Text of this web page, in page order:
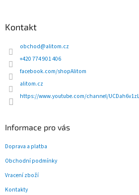
Kontakt
obchod@alitom.cz
+420 774 901 406
facebook.com/shopAlitom
alitom.cz
https://www.youtube.com/channel/
Informace pro vás
Doprava a platba
Obchodní podmínky
Vracení zboží
Kontakty